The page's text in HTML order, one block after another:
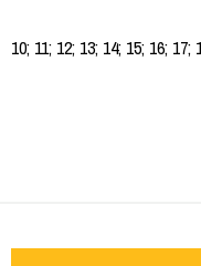
10; 11; 12; 13; 14; 15; 16;